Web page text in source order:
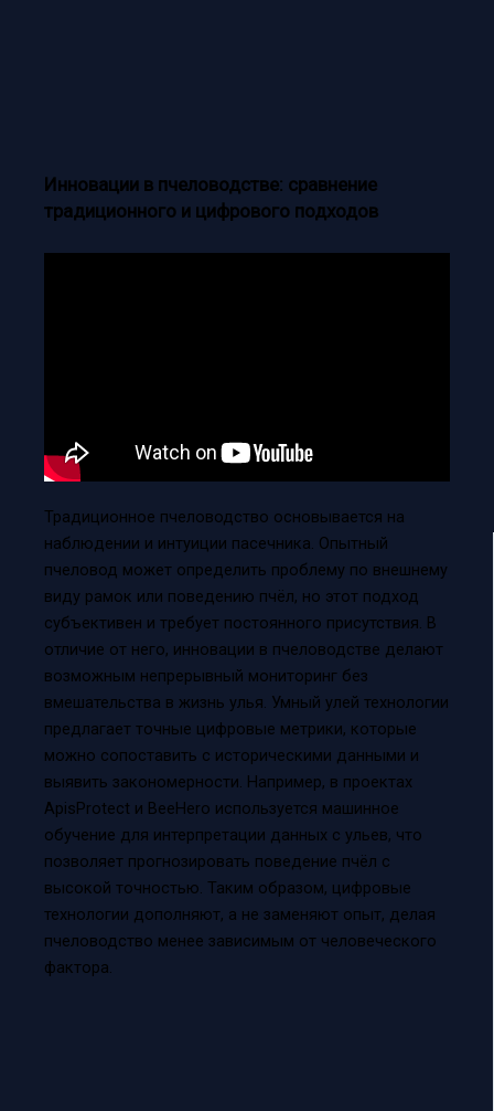
Инновации в пчеловодстве: сравнение
традиционного и цифрового подходов
Традиционное пчеловодство основывается на
наблюдении и интуиции пасечника. Опытный
пчеловод может определить проблему по внешнему
виду рамок или поведению пчёл, но этот подход
субъективен и требует постоянного присутствия. В
отличие от него, инновации в пчеловодстве делают
возможным непрерывный мониторинг без
вмешательства в жизнь улья. Умный улей технологии
предлагает точные цифровые метрики, которые
можно сопоставить с историческими данными и
выявить закономерности. Например, в проектах
ApisProtect и BeeHero используется машинное
обучение для интерпретации данных с ульев, что
позволяет прогнозировать поведение пчёл с
высокой точностью. Таким образом, цифровые
технологии дополняют, а не заменяют опыт, делая
пчеловодство менее зависимым от человеческого
фактора.